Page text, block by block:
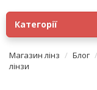
Категорії
Магазин лінз Блог
лінзи